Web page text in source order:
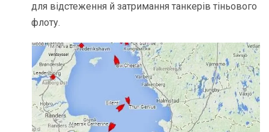
для відстеження й затримання танкерів тіньового
флоту.